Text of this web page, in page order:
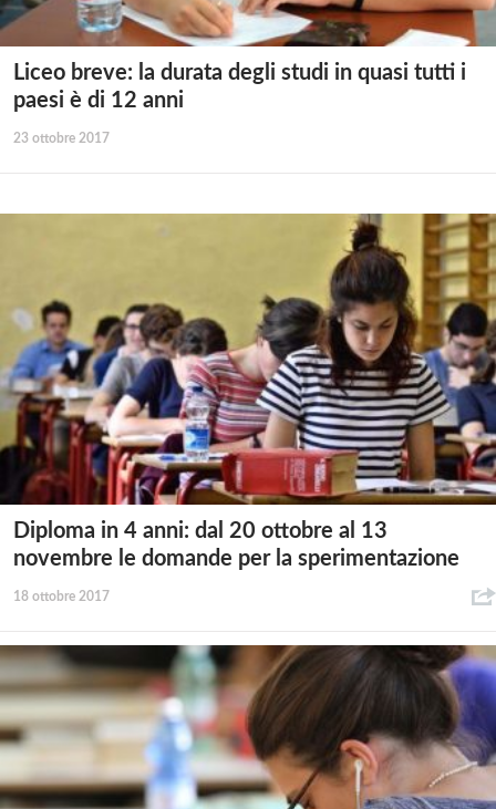
Liceo breve: la durata degli studi in quasi tutti i
paesi è di 12 anni
23 ottobre 2017
Diploma in 4 anni: dal 20 ottobre al 13
novembre le domande per la sperimentazione
18 ottobre 2017